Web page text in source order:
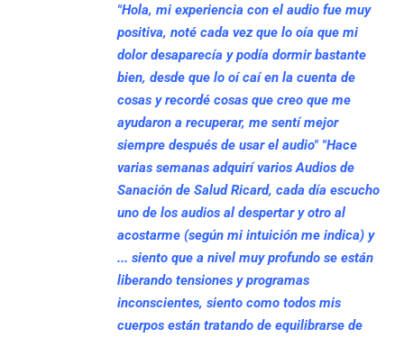
"Hola, mi experiencia con el audio fue muy
positiva, noté cada vez que lo oía que mi
dolor desaparecía y podía dormir bastante
bien, desde que lo oí caí en la cuenta de
cosas y recordé cosas que creo que me
ayudaron a recuperar, me sentí mejor
siempre después de usar el audio" "Hace
varias semanas adquirí varios Audios de
Sanación de Salud Ricard, cada día escucho
uno de los audios al despertar y otro al
acostarme (según mi intuición me indica) y
... siento que a nivel muy profundo se están
liberando tensiones y programas
inconscientes, siento como todos mis
cuerpos están tratando de equilibrarse de